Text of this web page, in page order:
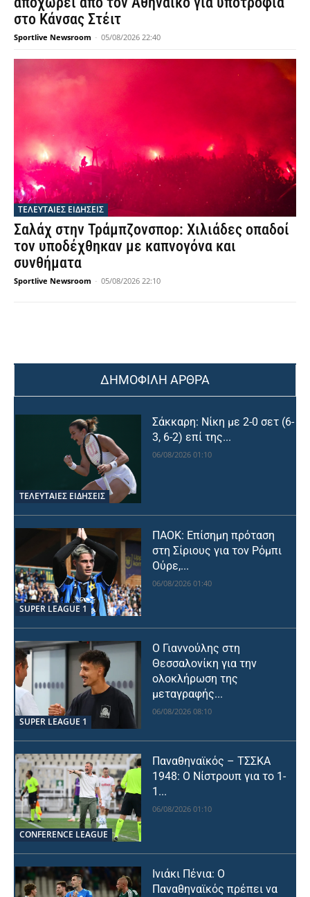
στο Κάνσας Στέιτ
Sportlive Newsroom - 05/08/2026 22:40
ΤΕΛΕΥΤΑΙΕΣ ΕΙΔΗΣΕΙΣ
Σαλάχ στην Τράμπζονσπορ: Χιλιάδες οπαδοί
τον υποδέχθηκαν με καπνογόνα και
συνθήματα
Sportlive Newsroom - 05/08/2026 22:10
ΔΗΜΟΦΙΛΗ ΑΡΘΡΑ
ΤΕΛΕΥΤΑΙΕΣ ΕΙΔΗΣΕΙΣ
Σάκκαρη: Νίκη με 2-0 σετ (6-
3, 6-2) επί της...
06/08/2026 01:10
SUPER LEAGUE 1
ΠΑΟΚ: Επίσημη πρόταση
στη Σίριους για τον Ρόμπι
Ούρε,...
06/08/2026 01:40
SUPER LEAGUE 1
Ο Γιαννούλης στη
Θεσσαλονίκη για την
ολοκλήρωση της
μεταγραφής...
06/08/2026 08:10
CONFERENCE LEAGUE
Παναθηναϊκός – ΤΣΣΚΑ
1948: Ο Νίστρουπ για το 1-
1...
06/08/2026 01:10
Ινιάκι Πένια: Ο
Παναθηναϊκός πρέπει να